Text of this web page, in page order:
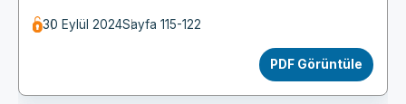
30 Eylül 2024Sayfa 115-122
PDF Görüntüle